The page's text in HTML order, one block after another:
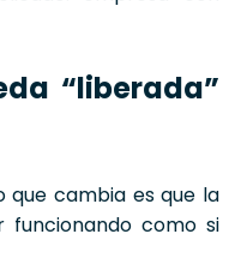
“liberada”
que cambia es que la
funcionando como si